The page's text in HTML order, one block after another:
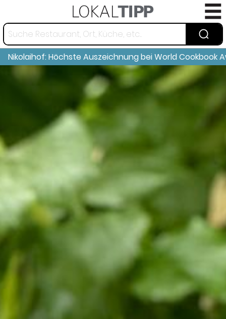
Nikolaihof: Höchste Auszeichnung bei World Cookbook